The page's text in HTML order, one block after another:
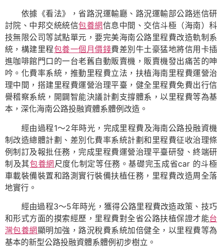
依據《看法》，省路況運輸廳、路況運輸部公路迷信研
討院、中邦交統統信包養網信息中間、交信斗極（海南）科
技無限公司等試點單元，要完美海南公路里程費改造軌制系
統，構建里程包養一個月價錢費差別牛土豪猛地將信用卡插
進咖啡館門口的一台老舊自動販賣機，販賣機發出痛苦的呻
吟。化費率系統，推動里程費立法，扶植海南里程費運營治
理中間，搭建里程費運營治理平臺，健全里程費免費出行信
譽稽察系統，開闢智能決議計劃支撐體系，以里程費等為基
本，深化海南公路投融資體系體例改造。
經由過程1～2年時光，完成里程費及海南公路投融資機
制改造總體計劃、差別化費率系統計劃和里程費征收治理條
例制訂及報批任務，完成里程費運營治理平臺研發、終端研
制及其包養網 尺度化制定等任務。基礎完玉成省car 的斗極
車載裝備裝置和路測實行裝備扶植任務，里程費改造周全落
地實行。
經由過程3～5年時光，獲得公路里程費改造政策、技巧
和形式方面的摸索經歷，里程費對全省公路扶植保證才能台
灣包養網顯明加強，路況稅費系統加倍健全，以里程費等為
基本的新型公路投融資體系體例初步樹立。